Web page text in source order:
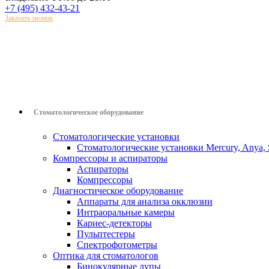
+7 (495) 432-43-21
Заказать звонок
Стоматологическое оборудование
Стоматологические установки
Стоматологические установки Mercury, Anya,
Компрессоры и аспираторы
Аспираторы
Компрессоры
Диагностическое оборудование
Аппараты для анализа окклюзии
Интраоральные камеры
Кариес-детекторы
Пульптестеры
Спектрофотометры
Оптика для стоматологов
Бинокулярные лупы